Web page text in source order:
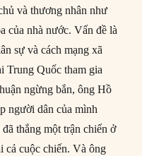
và thương nhân như
của nhà nước. Vấn đề là
sự và cách mạng xã
Trung Quốc tham gia
ngừng bắn, ông Hồ
người dân của mình
thắng một trận chiến ở
cả cuộc chiến. Và ông